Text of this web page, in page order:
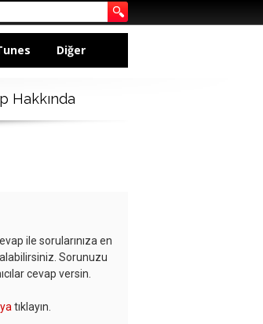
Diğer
Hakkında
ile sorularınıza en
Sorunuzu
cevap versin.
tıklayın.